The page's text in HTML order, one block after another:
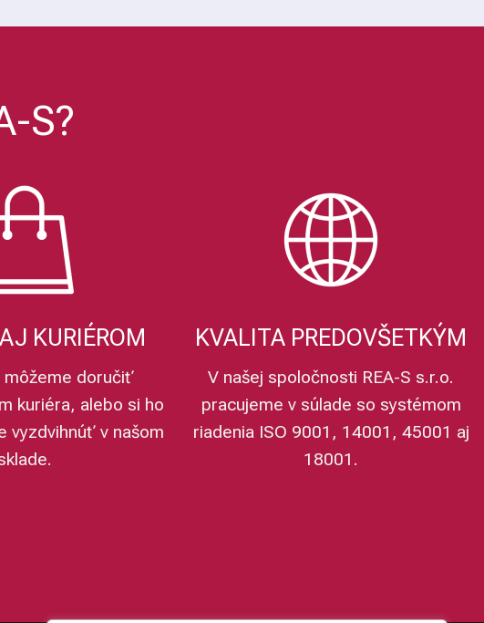
S?
KURIÉROM
môžeme doručiť
kuriéra, alebo si ho
vyzdvihnúť v našom
KVALITA PREDOVŠETKÝM
V našej spoločnosti REA-S s.r.o.
pracujeme v súlade so systémom
riadenia ISO 9001, 14001, 45001 aj
18001.